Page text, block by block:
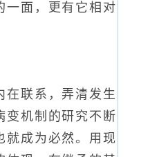
一面，更有它相对
联系，弄清发生
变机制的研究不断
就成为必然。用现